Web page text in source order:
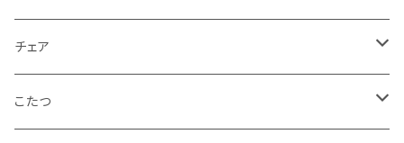
カウチソファ
コーナーソファ
ダブルサイズ（フレームのみ）
ワイドダブルサイズ以上（フレームのみ）
ダイニング4点セット
ダイニング5点・6点セット
センターテーブル
ダイニングテーブル
チェア
ダイニングチェア
こたつ